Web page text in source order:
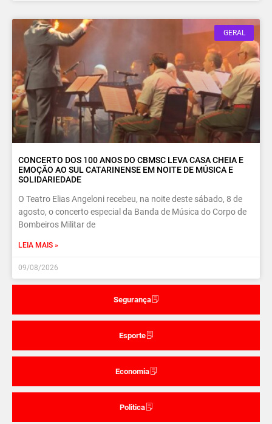
Segurança
Esporte
Economia
Politica
GERAL
CONCERTO DOS 100 ANOS DO CBMSC LEVA CASA CHEIA E
EMOÇÃO AO SUL CATARINENSE EM NOITE DE MÚSICA E
SOLIDARIEDADE
O Teatro Elias Angeloni recebeu, na noite deste sábado, 8 de
agosto, o concerto especial da Banda de Música do Corpo de
Bombeiros Militar de
LEIA MAIS »
09/08/2026